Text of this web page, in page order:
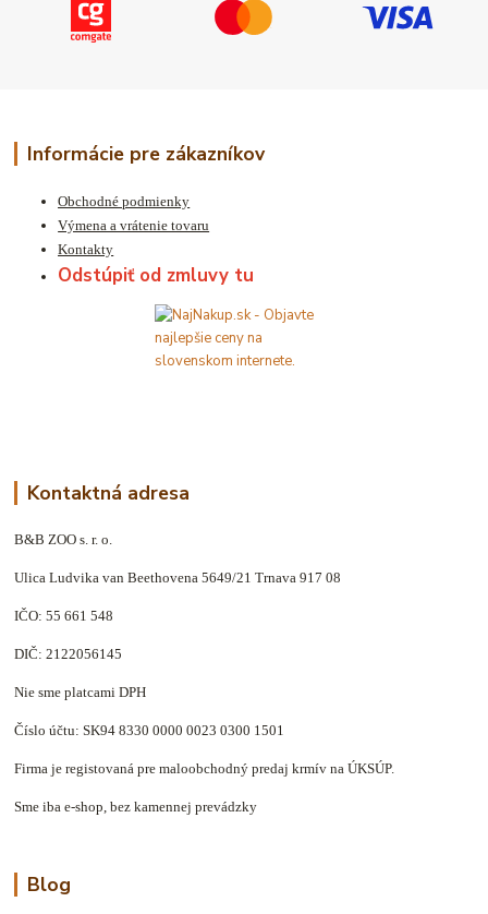
Informácie pre zákazníkov
Obchodné podmienky
Výmena a vrátenie tovaru
Kontakty
Odstúpiť od zmluvy tu
Kontaktná adresa
B&B ZOO s. r. o.
Ulica Ludvika van Beethovena 5649/21 Trnava 917 08
IČO: 55 661 548
DIČ: 2122056145
Nie sme platcami DPH
Číslo účtu: SK94 8330 0000 0023 0300 1501
Firma je registovaná pre maloobchodný predaj krmív na ÚKSÚP.
Sme iba e-shop, bez kamennej prevádzky
Blog